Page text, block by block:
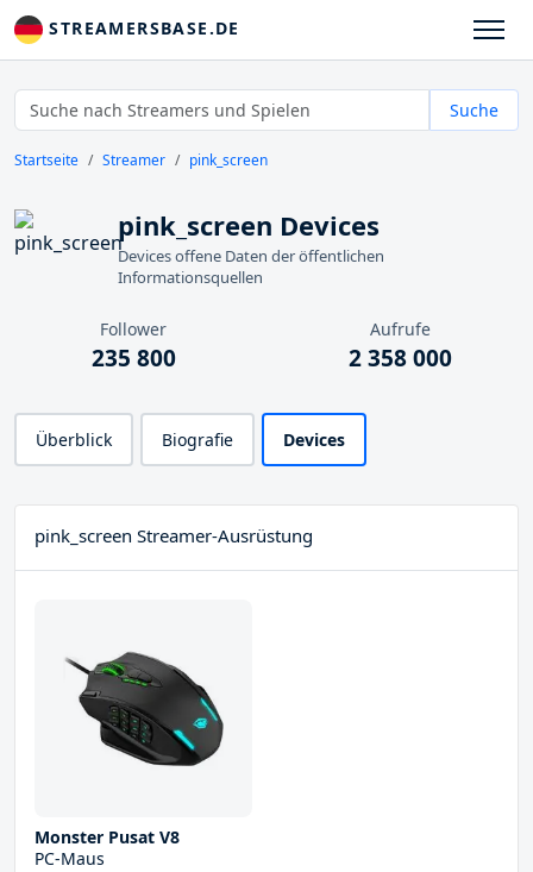
STREAMERSBASE.DE
Suche
Startseite Streamer pink_screen
pink_screen Devices
Devices offene Daten der öffentlichen
Informationsquellen
Follower
235 800
Aufrufe
2 358 000
Überblick Biografie Devices
pink_screen Streamer-Ausrüstung
Monster Pusat V8
PC-Maus